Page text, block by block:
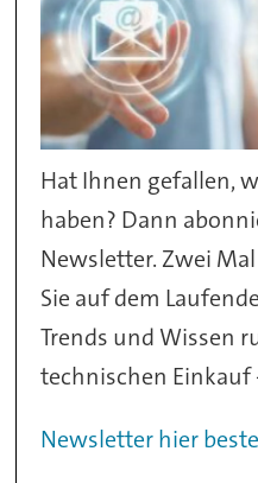
Hat Ihnen gefallen,
haben? Dann
Newsletter. Zwei
Sie auf dem
Trends und Wissen
technischen Einkauf
Newsletter hier